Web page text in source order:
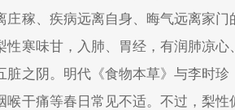
庄稼、疾病远离自身、晦气远离家
性寒味甘，入肺、胃经，有润肺凉
脏之阴。明代《食物本草》与李时
喉干痛等春日常见不适。不过，梨